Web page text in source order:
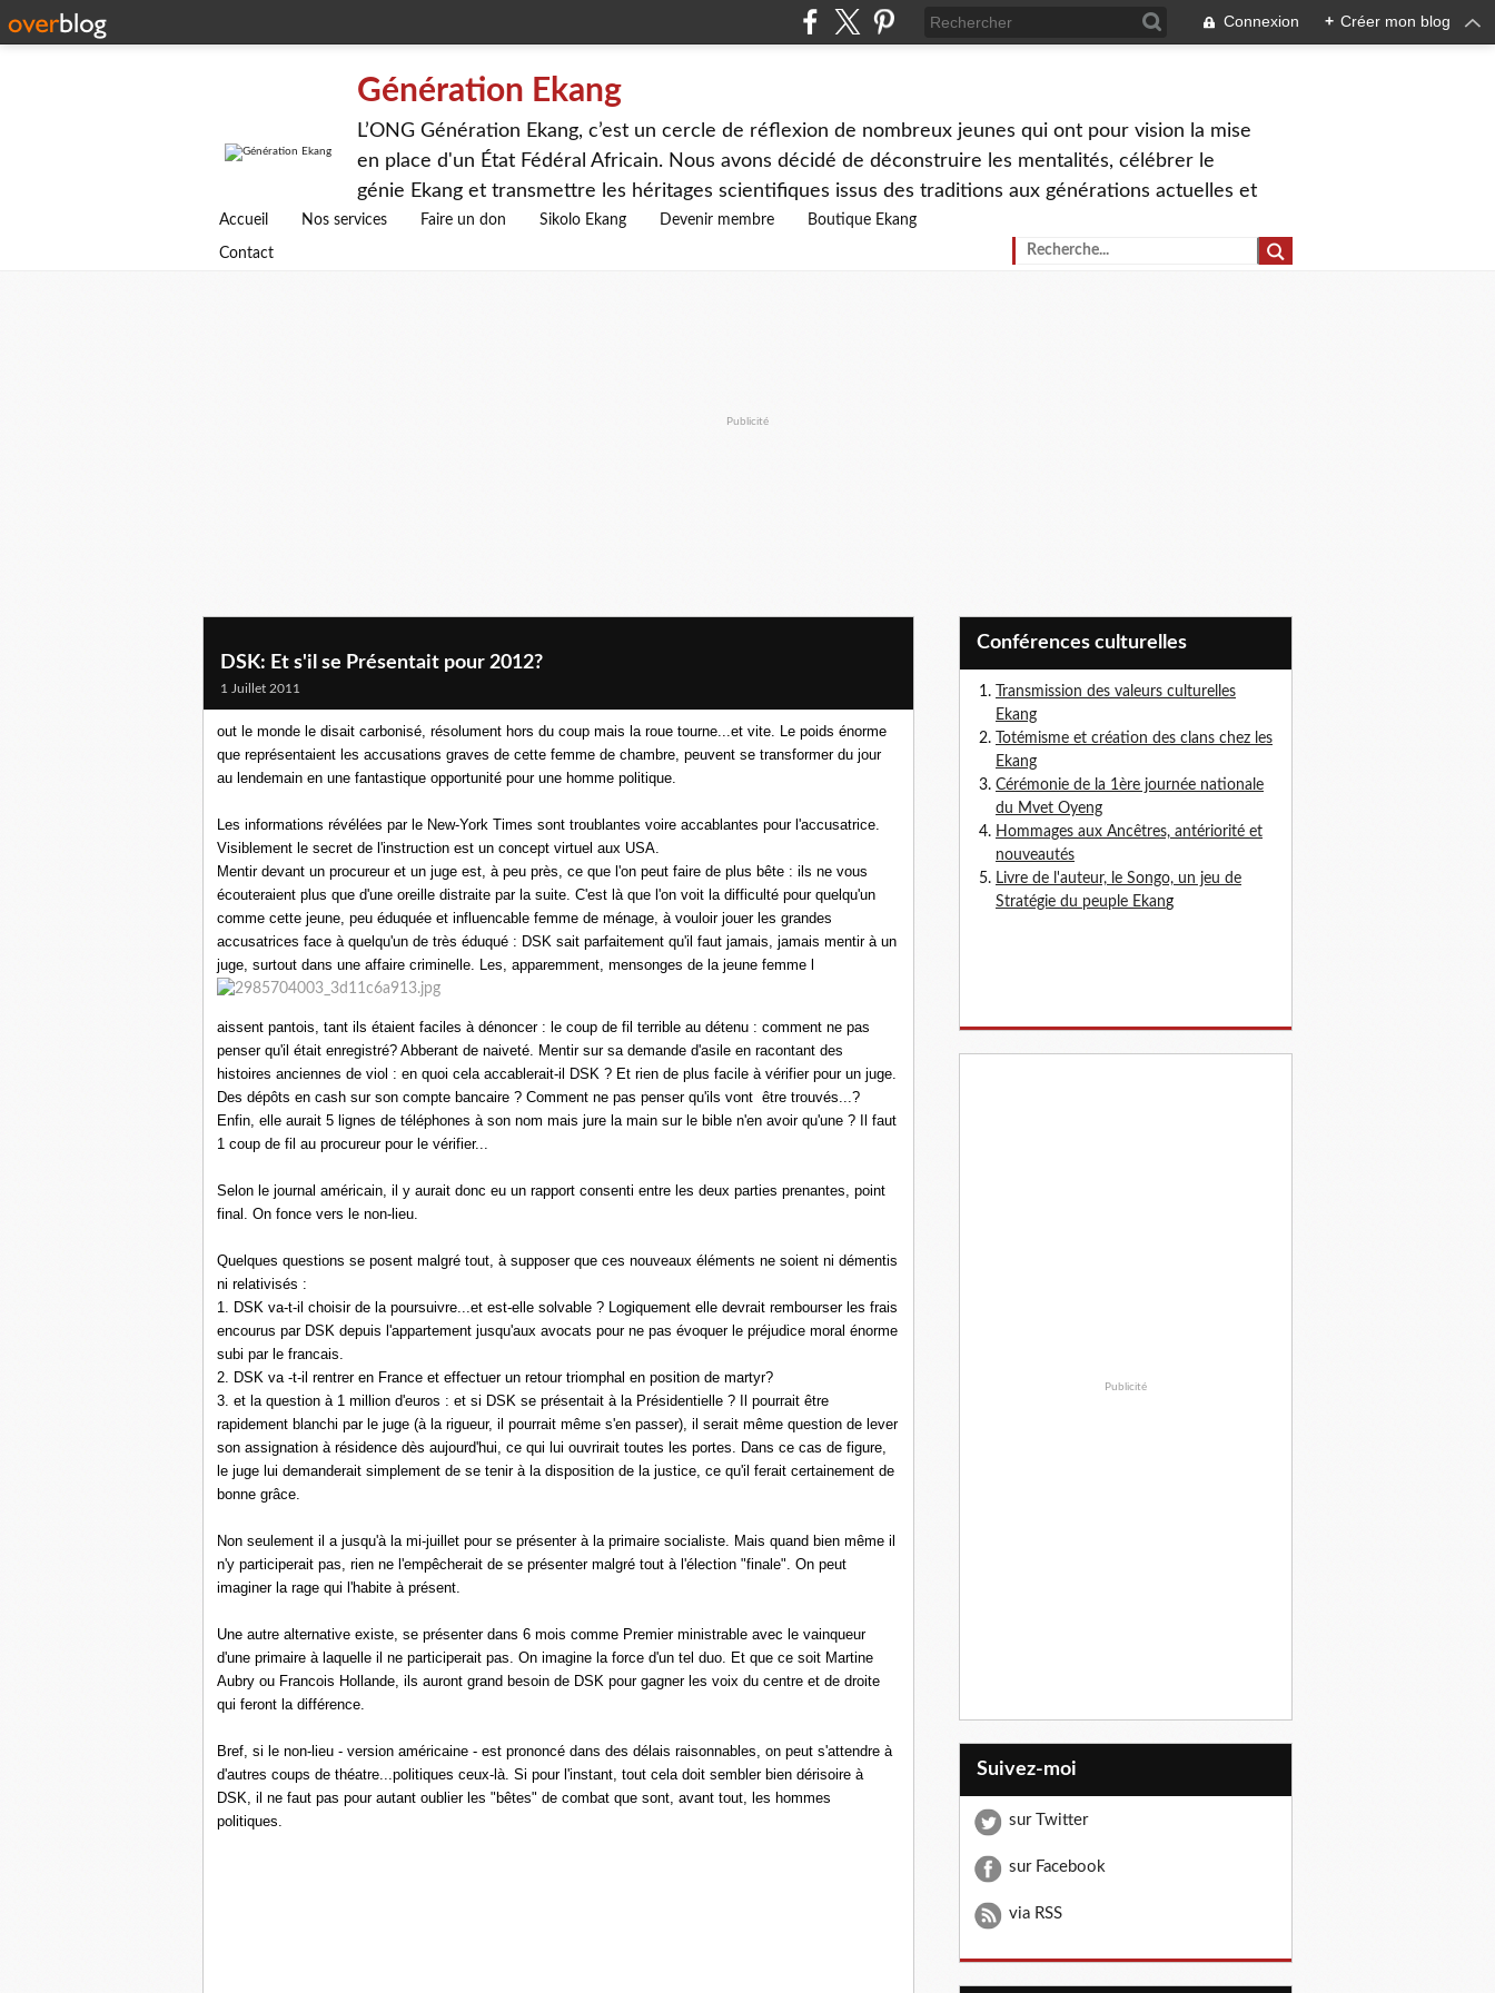
Connexion + Créer mon blog
Génération Ekang
L’ONG Génération Ekang, c’est un cercle de réflexion de nombreux jeunes qui ont pour vision la mise
en place d'un État Fédéral Africain. Nous avons décidé de déconstruire les mentalités, célébrer le
génie Ekang et transmettre les héritages scientifiques issus des traditions aux générations actuelles et
avenirs.
Accueil Nos services Faire un don Sikolo Ekang Devenir membre Boutique Ekang
Contact
Publicité
DSK: Et s'il se Présentait pour 2012?
1 Juillet 2011
out le monde le disait carbonisé, résolument hors du coup mais la roue tourne...et vite. Le poids énorme
que représentaient les accusations graves de cette femme de chambre, peuvent se transformer du jour
au lendemain en une fantastique opportunité pour une homme politique.
Les informations révélées par le New-York Times sont troublantes voire accablantes pour l'accusatrice.
Visiblement le secret de l'instruction est un concept virtuel aux USA.
Mentir devant un procureur et un juge est, à peu près, ce que l'on peut faire de plus bête : ils ne vous
écouteraient plus que d'une oreille distraite par la suite. C'est là que l'on voit la difficulté pour quelqu'un
comme cette jeune, peu éduquée et influencable femme de ménage, à vouloir jouer les grandes
accusatrices face à quelqu'un de très éduqué : DSK sait parfaitement qu'il faut jamais, jamais mentir à un
juge, surtout dans une affaire criminelle. Les, apparemment, mensonges de la jeune femme l
aissent pantois, tant ils étaient faciles à dénoncer : le coup de fil terrible au détenu : comment ne pas
penser qu'il était enregistré? Abberant de naiveté. Mentir sur sa demande d'asile en racontant des
histoires anciennes de viol : en quoi cela accablerait-il DSK ? Et rien de plus facile à vérifier pour un juge.
Des dépôts en cash sur son compte bancaire ? Comment ne pas penser qu'ils vont être trouvés...?
Enfin, elle aurait 5 lignes de téléphones à son nom mais jure la main sur le bible n'en avoir qu'une ? Il faut
1 coup de fil au procureur pour le vérifier...
Selon le journal américain, il y aurait donc eu un rapport consenti entre les deux parties prenantes, point
final. On fonce vers le non-lieu.
Quelques questions se posent malgré tout, à supposer que ces nouveaux éléments ne soient ni démentis
ni relativisés :
1. DSK va-t-il choisir de la poursuivre...et est-elle solvable ? Logiquement elle devrait rembourser les frais
encourus par DSK depuis l'appartement jusqu'aux avocats pour ne pas évoquer le préjudice moral énorme
subi par le francais.
2. DSK va -t-il rentrer en France et effectuer un retour triomphal en position de martyr?
3. et la question à 1 million d'euros : et si DSK se présentait à la Présidentielle ? Il pourrait être
rapidement blanchi par le juge (à la rigueur, il pourrait même s'en passer), il serait même question de lever
son assignation à résidence dès aujourd'hui, ce qui lui ouvrirait toutes les portes. Dans ce cas de figure,
le juge lui demanderait simplement de se tenir à la disposition de la justice, ce qu'il ferait certainement de
bonne grâce.
Non seulement il a jusqu'à la mi-juillet pour se présenter à la primaire socialiste. Mais quand bien même il
n'y participerait pas, rien ne l'empêcherait de se présenter malgré tout à l'élection "finale". On peut
imaginer la rage qui l'habite à présent.
Une autre alternative existe, se présenter dans 6 mois comme Premier ministrable avec le vainqueur
d'une primaire à laquelle il ne participerait pas. On imagine la force d'un tel duo. Et que ce soit Martine
Aubry ou Francois Hollande, ils auront grand besoin de DSK pour gagner les voix du centre et de droite
qui feront la différence.
Bref, si le non-lieu - version américaine - est prononcé dans des délais raisonnables, on peut s'attendre à
d'autres coups de théatre...politiques ceux-là. Si pour l'instant, tout cela doit sembler bien dérisoire à
DSK, il ne faut pas pour autant oublier les "bêtes" de combat que sont, avant tout, les hommes
politiques.
Conférences culturelles
Transmission des valeurs culturelles
Ekang
Totémisme et création des clans chez les
Ekang
Cérémonie de la 1ère journée nationale
du Mvet Oyeng
Hommages aux Ancêtres, antériorité et
nouveautés
Livre de l'auteur, le Songo, un jeu de
Stratégie du peuple Ekang
Publicité
Suivez-moi
sur Twitter
sur Facebook
via RSS